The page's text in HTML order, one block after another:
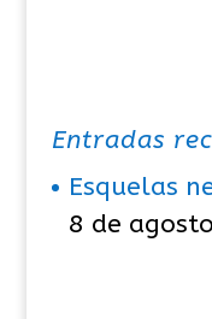
Entradas
Esquelas
8 de